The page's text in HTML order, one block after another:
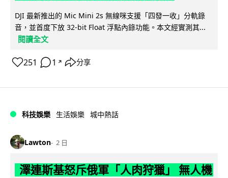
DJI 最新推出的 Mic Mini 2s 無線咪支援「四發一收」分軌錄
音，並首度下放 32-bit Float 浮點內錄功能。本文經實測其...
閱讀全文
251 1 ↗ 分享
科技娛樂 生活娛樂 城中熱話
Lawton 2 日
澤連斯基怒斥俄軍「人肉狩獵」 無人機